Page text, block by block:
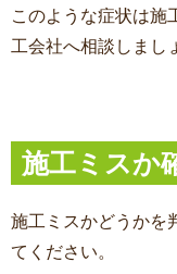
このような症状は施
工会社へ相談しまし
施工ミスか
施工ミスかどうかを
てください。